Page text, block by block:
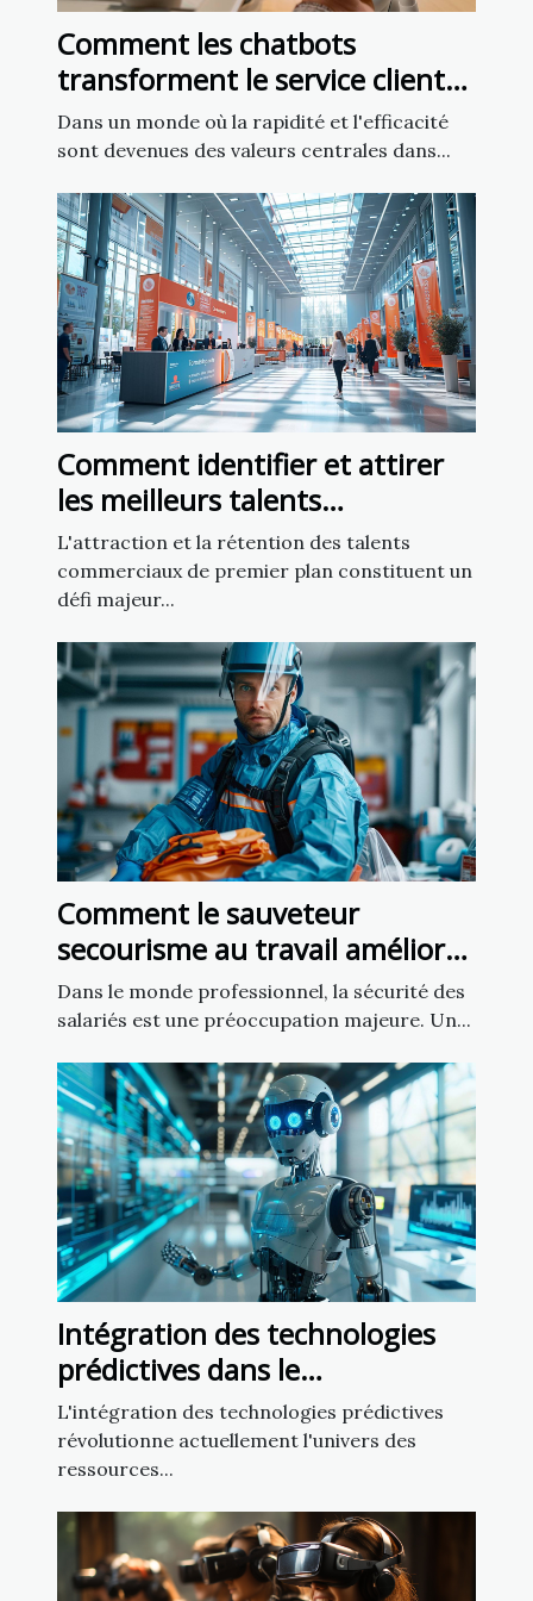
Comment les chatbots
transforment le service client
dans les entreprises françaises
Dans un monde où la rapidité et l'efficacité
sont devenues des valeurs centrales dans...
Comment identifier et attirer
les meilleurs talents
commerciaux
L'attraction et la rétention des talents
commerciaux de premier plan constituent un
défi majeur...
Comment le sauveteur
secourisme au travail améliore
la sécurité en entreprise
Dans le monde professionnel, la sécurité des
salariés est une préoccupation majeure. Un...
Intégration des technologies
prédictives dans le
développement des chatbots
RH
L'intégration des technologies prédictives
révolutionne actuellement l'univers des
ressources...